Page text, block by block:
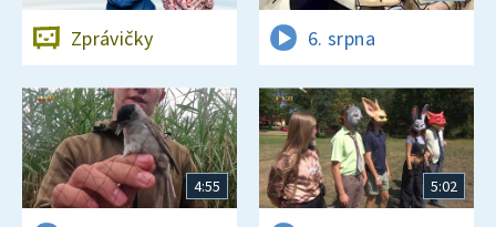
Zprávičky 6. srpna
4:55 5:02